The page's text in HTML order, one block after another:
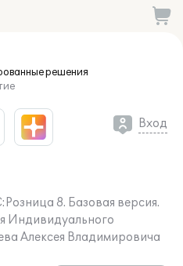
решения
Вход
8. Базовая версия.
Индивидуального
Алексея Владимировича